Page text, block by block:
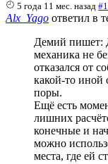
5 года 11 мес. назад
Alx_Yago ответил в
Демий пишет:
механика не
отказался от
какой-то иной
поры.
Ещё есть
лишних
конечные и
можно
места, где ей